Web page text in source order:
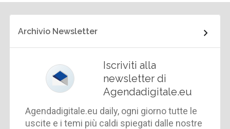
Archivio Newsletter
Iscriviti alla
newsletter di
Agendadigitale.eu
Agendadigitale.eu daily, ogni giorno tutte le
uscite e i temi più caldi spiegati dalle nostre